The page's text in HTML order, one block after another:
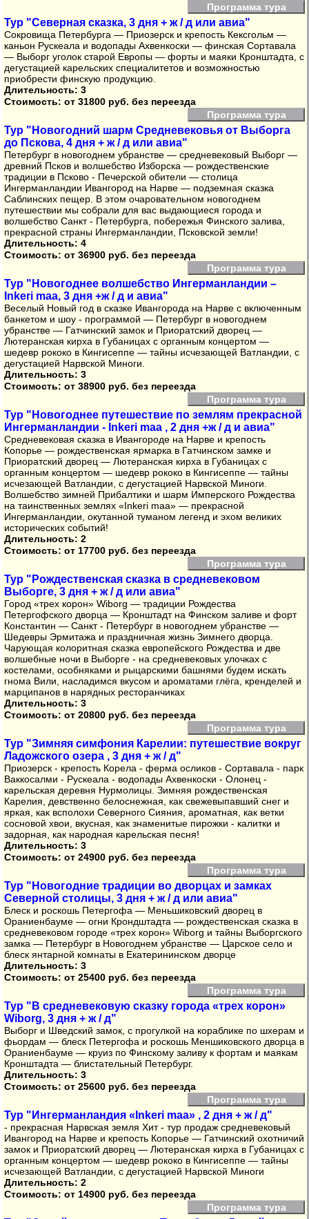
Программа тура
Тур "Северная сказка, 3 дня + ж / д или авиа"
Сокровища Петербурга — Приозерск и крепость Кексгольм —
каньон Рускеала и водопады Ахвенкоски — финская Сортавала
— Выборг уголок старой Европы — форты и маяки Кронштадта, с
дегустацией карельских специалитетов и возможностью
приобрести финскую продукцию.
Длительность: 3
Стоимость: от 31800 руб. без переезда
Программа тура
Тур "Новогодний шарм Средневековья от Выборга
до Пскова, 4 дня + ж / д или авиа"
Петербург в новогоднем убранстве — средневековый Выборг —
древний Псков и волшебство Изборска — рождественские
традиции в Псково - Печерской обители — столица
Ингерманландии Ивангород на Нарве — подземная сказка
Саблинских пещер. В этом очаровательном новогоднем
путешествии мы собрали для вас выдающиеся города и
волшебство Санкт - Петербурга, побережья Финского залива,
прекрасной страны Ингерманландии, Псковской земли!
Длительность: 4
Стоимость: от 36900 руб. без переезда
Программа тура
Тур "Новогоднее волшебство Ингерманландии –
Inkeri maa, 3 дня +ж / д и авиа"
Веселый Новый год в сказке Ивангорода на Нарве с включенным
банкетом и шоу - программой — Петербург в новогоднем
убранстве — Гатчинский замок и Приоратский дворец —
Лютеранская кирха в Губаницах с органным концертом —
шедевр рококо в Кингисеппе — тайны исчезающей Ватландии, с
дегустацией Нарвской Миноги.
Длительность: 3
Стоимость: от 38900 руб. без переезда
Программа тура
Тур "Новогоднее путешествие по землям прекрасной
Ингерманландии - Inkeri maa , 2 дня +ж / д и авиа"
Средневековая сказка в Ивангороде на Нарве и крепость
Копорье — рождественская ярмарка в Гатчинском замке и
Приоратский дворец — Лютеранская кирха в Губаницах с
органным концертом — шедевр рококо в Кингисеппе — тайны
исчезающей Ватландии, с дегустацией Нарвской Миноги.
Волшебство зимней Прибалтики и шарм Имперского Рождества
на таинственных землях «Inkeri maa» — прекрасной
Ингерманландии, окутанной туманом легенд и эхом великих
исторических событий!
Длительность: 2
Стоимость: от 17700 руб. без переезда
Программа тура
Тур "Рождественская сказка в средневековом
Выборге, 3 дня + ж / д или авиа"
Город «трех корон» Wiborg — традиции Рождества
Петергофского дворца — Кронштадт на Финском заливе и форт
Константин — Санкт - Петербург в новогоднем убранстве —
Шедевры Эрмитажа и праздничная жизнь Зимнего дворца.
Чарующая колоритная сказка европейского Рождества и две
волшебные ночи в Выборге - на средневековых улочках с
костелами, особняками и рыцарскими башнями будем искать
гнома Вили, насладимся вкусом и ароматами глёга, кренделей и
марципанов в нарядных ресторанчиках
Длительность: 3
Стоимость: от 20800 руб. без переезда
Программа тура
Тур "Зимняя симфония Карелии: путешествие вокруг
Ладожского озера , 3 дня + ж / д"
Приозерск - крепость Корела - ферма осликов - Сортавала - парк
Ваккосалми - Рускеала - водопады Ахвенкоски - Олонец -
карельская деревня Нурмолицы. Зимняя рождественская
Карелия, девственно белоснежная, как свежевыпавший снег и
яркая, как всполохи Северного Сияния, ароматная, как ветки
сосновой хвои, вкусная, как знаменитые пирожки - калитки и
задорная, как народная карельская песня!
Длительность: 3
Стоимость: от 24900 руб. без переезда
Программа тура
Тур "Новогодние традиции во дворцах и замках
Северной столицы, 3 дня + ж / д или авиа"
Блеск и роскошь Петергофа — Меньшиковский дворец в
Ораниенбауме — огни Крондштадта — рождественская сказка в
средневековом городе «трех корон» Wiborg и тайны Выборгского
замка — Петербург в Новогоднем убранстве — Царское село и
блеск янтарной комнаты в Екатерининском дворце
Длительность: 3
Стоимость: от 25400 руб. без переезда
Программа тура
Тур "В средневековую сказку города «трех корон»
Wiborg, 3 дня + ж / д"
Выборг и Шведский замок, с прогулкой на кораблике по шхерам и
фьордам — блеск Петергофа и роскошь Меншиковского дворца в
Ораниенбауме — круиз по Финскому заливу к фортам и маякам
Кронштадта — блистательный Петербург.
Длительность: 3
Стоимость: от 25600 руб. без переезда
Программа тура
Тур "Ингерманландия «Inkeri maa» , 2 дня + ж / д"
- прекрасная Нарвская земля Хит - тур продаж средневековый
Ивангород на Нарве и крепость Копорье — Гатчинский охотничий
замок и Приоратский дворец — Лютеранская кирха в Губаницах с
органным концертом — шедевр рококо в Кингисеппе — тайны
исчезающей Ватландии, с дегустацией Нарвской Миноги
Длительность: 2
Стоимость: от 14900 руб. без переезда
Программа тура